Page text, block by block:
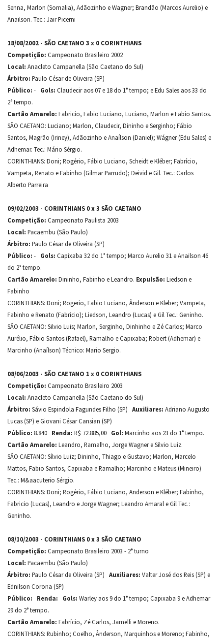
Senna, Marlon (Somalia), Adãozinho e Wagner; Brandão (Marcos Aurelio) e
Anailson. Tec.: Jair Picerni
18/08/2002 - SÃO CAETANO 3 x 0 CORINTHIANS
Competição: Campeonato Brasileiro 2002
Local: Anacleto Campanella (São Caetano do Sul)
Árbitro: Paulo César de Oliveira (SP)
Público: - Gols: Claudecir aos 07 e 18 do 1° tempo; e Edu Sales aos 33 do
2° tempo.
Cartão Amarelo: Fabricio, Fabio Luciano, Luciano, Marlon e Fabio Santos.
SÃO CAETANO: Luciano; Marlon, Claudecir, Dininho e Serginho; Fábio
Santos, Magrão (Iriney), Adãozinho e Anaílson (Daniel); Wágner (Edu Sales) e
Adhemar. Tec.: Mário Sérgio.
CORINTHIANS: Doni; Rogério, Fábio Luciano, Scheidt e Kléber; Fabrício,
Vampeta, Renato e Fabinho (Gilmar Parrudo); Deivid e Gil. Tec.: Carlos
Alberto Parreira
09/02/2003 - CORINTHIANS 0 x 3 SÃO CAETANO
Competição: Campeonato Paulista 2003
Local: Pacaembu (São Paulo)
Árbitro: Paulo César de Oliveira (SP)
Público: - Gols: Capixaba 32 do 1° tempo; Marco Aurelio 31 e Anailson 46
do 2° tempo.
Cartão Amarelo: Dininho, Fabinho e Leandro. Expulsão: Liedson e
Fabinho
CORINTHIANS: Doni; Rogerio, Fabio Luciano, Ânderson e Kleber; Vampeta,
Fabinho e Renato (Fabricio); Liedson, Leandro (Lucas) e Gil Tec.: Geninho.
SÃO CAETANO: Silvio Luis; Marlon, Serginho, Dinhinho e Zé Carlos; Marco
Aurélio, Fábio Santos (Rafael), Ramalho e Capixaba; Robert (Adhemar) e
Marcinho (Anaílson) Técnico: Mario Sergio.
08/06/2003 - SÃO CAETANO 1 x 0 CORINTHIANS
Competição: Campeonato Brasileiro 2003
Local: Anacleto Campanella (São Caetano do Sul)
Árbitro: Sávio Espindola Fagundes Filho (SP) Auxiliares: Adriano Augusto
Lucas (SP) e Giovani César Cansian (SP)
Público: 8.840 Renda: R$ 72.885,00 Gol: Marcinho aos 23 do 1° tempo.
Cartão Amarelo: Leandro, Ramalho, Jorge Wagner e Silvio Luiz.
SÃO CAETANO: Sílvio Luiz; Dininho, Thiago e Gustavo; Marlon, Marcelo
Mattos, Fabio Santos, Capixaba e Ramalho; Marcinho e Mateus (Mineiro)
Tec.: M&aacuterio Sérgio.
CORINTHIANS: Doni; Rogério, Fábio Luciano, Anderson e Kléber; Fabinho,
Fabricio (Lucas), Leandro e Jorge Wagner; Leandro Amaral e Gil Tec.:
Geninho.
08/10/2003 - CORINTHIANS 0 x 3 SÃO CAETANO
Competição: Campeonato Brasileiro 2003 - 2° turno
Local: Pacaembu (São Paulo)
Árbitro: Paulo César de Oliveira (SP) Auxiliares: Valter José dos Reis (SP) e
Ednilson Corona (SP)
Público:
Renda: Gols: Warley aos 9 do 1° tempo; Capixaba 9 e Adhemar
29 do 2° tempo.
Cartão Amarelo: Fabrício, Zé Carlos, Jamelli e Moreno.
CORINTHIANS: Rubinho; Coelho, Ânderson, Marquinhos e Moreno; Fabinho,